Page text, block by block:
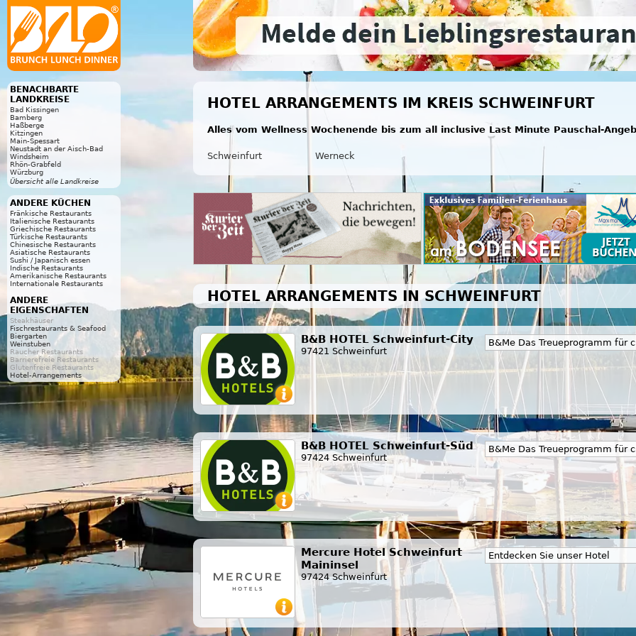
BENACHBARTE
LANDKREISE
Bad Kissingen
Bamberg
Haßberge
Kitzingen
Main-Spessart
Neustadt an der Aisch-Bad
Windsheim
Rhön-Grabfeld
Würzburg
Übersicht alle Landkreise
ANDERE KÜCHEN
Fränkische Restaurants
Italienische Restaurants
Griechische Restaurants
Türkische Restaurants
Chinesische Restaurants
Asiatische Restaurants
Sushi / Japanisch essen
Indische Restaurants
Amerikanische Restaurants
Internationale Restaurants
ANDERE
EIGENSCHAFTEN
Steakhäuser
Fischrestaurants & Seafood
Biergarten
Weinstuben
Raucher Restaurants
Barrierefreie Restaurants
Glutenfreie Restaurants
Hotel-Arrangements
HOTEL ARRANGEMENTS IM KREIS SCHWEINFURT
Alles vom Wellness Wochenende bis zum all inclusive Last Minute Pauschal-
Schweinfurt Werneck
HOTEL ARRANGEMENTS IN SCHWEINFURT
B&B HOTEL Schweinfurt-City
97421 Schweinfurt
B&Me Das Treueprogramm für
B&B HOTEL Schweinfurt-Süd
97424 Schweinfurt
B&Me Das Treueprogramm für
Mercure Hotel Schweinfurt
Maininsel
97424 Schweinfurt
Entdecken Sie unser Hotel